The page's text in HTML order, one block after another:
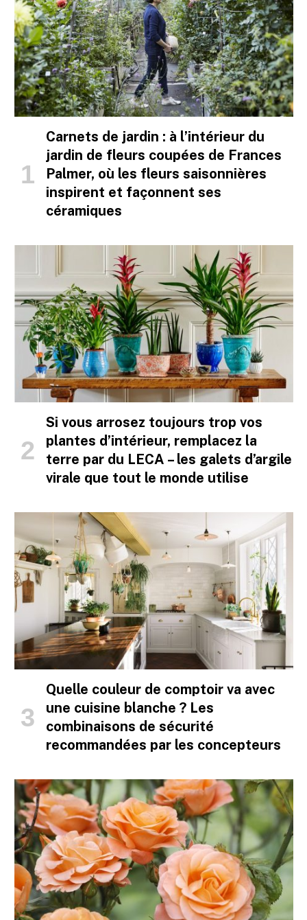
Carnets de jardin : à l’intérieur du
jardin de fleurs coupées de Frances
Palmer, où les fleurs saisonnières
inspirent et façonnent ses
céramiques
Si vous arrosez toujours trop vos
plantes d’intérieur, remplacez la
terre par du LECA – les galets d’argile
virale que tout le monde utilise
Quelle couleur de comptoir va avec
une cuisine blanche ? Les
combinaisons de sécurité
recommandées par les concepteurs